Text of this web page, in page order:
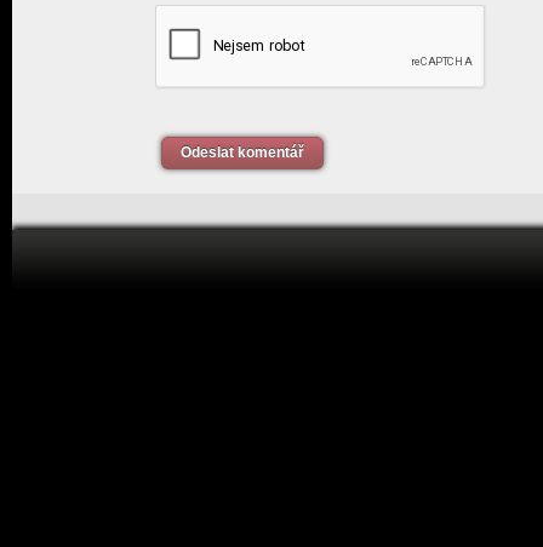
Odeslat komentář